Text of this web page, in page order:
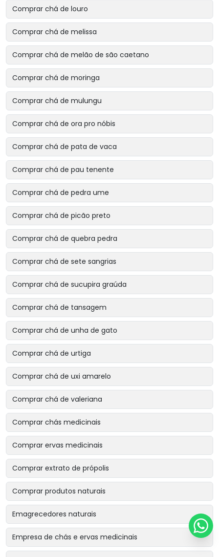
Comprar chá de louro
Comprar chá de melissa
Comprar chá de melão de são caetano
Comprar chá de moringa
Comprar chá de mulungu
Comprar chá de ora pro nóbis
Comprar chá de pata de vaca
Comprar chá de pau tenente
Comprar chá de pedra ume
Comprar chá de picão preto
Comprar chá de quebra pedra
Comprar chá de sete sangrias
Comprar chá de sucupira graúda
Comprar chá de tansagem
Comprar chá de unha de gato
Comprar chá de urtiga
Comprar chá de uxi amarelo
Comprar chá de valeriana
Comprar chás medicinais
Comprar ervas medicinais
Comprar extrato de própolis
Comprar produtos naturais
Emagrecedores naturais
Empresa de chás e ervas medicinais